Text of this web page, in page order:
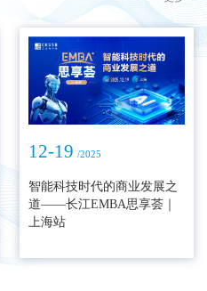
12-19 /2025
智能科技时代的商业发展之
道——长江EMBA思享荟｜
上海站